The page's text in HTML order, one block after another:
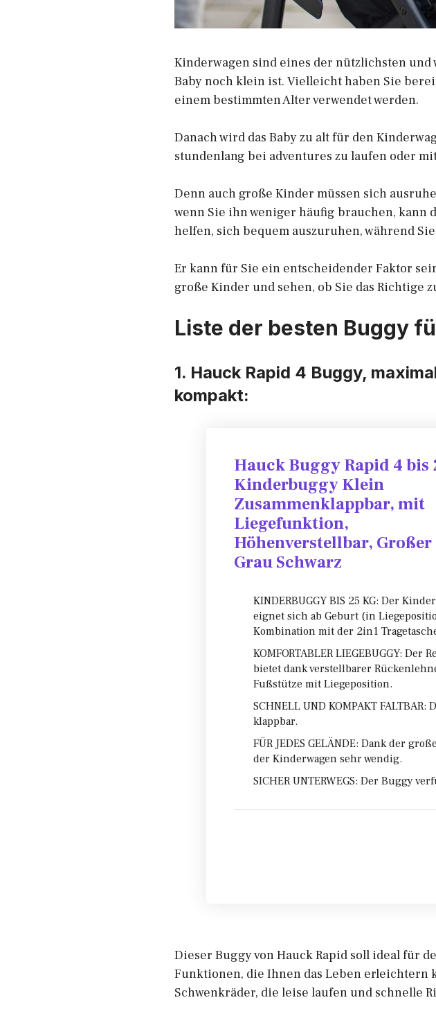
Kinderwagen sind eines der nützlichsten und
Baby noch klein ist. Vielleicht haben Sie
einem bestimmten Alter verwendet werden.
Danach wird das Baby zu alt für den
stundenlang bei adventures zu laufen oder
Denn auch große Kinder müssen sich
wenn Sie ihn weniger häufig brauchen, kann
helfen, sich bequem auszuruhen, während
Er kann für Sie ein entscheidender Faktor
große Kinder und sehen, ob Sie das Richtige
Liste der besten Buggy
1. Hauck Rapid 4 Buggy,
kompakt:
Hauck Buggy Rapid 4 bis
Kinderbuggy Klein
Zusammenklappbar, mit
Liegefunktion,
Höhenverstellbar,
Grau Schwarz
KINDERBUGGY BIS 25 KG: Der
eignet sich ab Geburt (in
Kombination mit der 2in1
KOMFORTABLER LIEGEBUGGY: Der
bietet dank verstellbarer
Fußstütze mit Liegeposition.
SCHNELL UND KOMPAKT
klappbar.
FÜR JEDES GELÄNDE: Dank der
der Kinderwagen sehr wendig.
SICHER UNTERWEGS: Der Buggy
Dieser Buggy von Hauck Rapid soll ideal für
Funktionen, die Ihnen das Leben erleichtern
Schwenkräder, die leise laufen und schnelle